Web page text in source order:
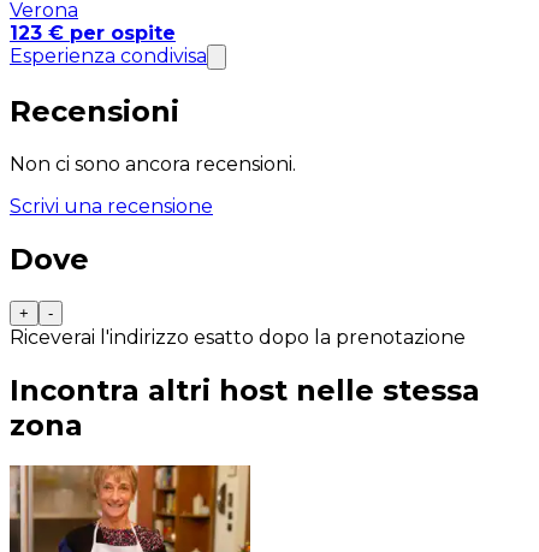
Verona
123 € per ospite
Esperienza condivisa
Recensioni
Non ci sono ancora recensioni.
Scrivi una recensione
Dove
+ -
Riceverai l'indirizzo esatto dopo la prenotazione
Incontra altri host nelle stessa
zona